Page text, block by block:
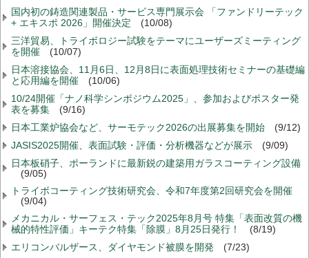
国内初の鋳造関連製品・サービス専門展示会 「ファンドリーテック
+ エキスポ 2026」開催決定
(10/08)
三洋貿易、トライボロジー試験をテーマにユーザーズミーティング
を開催
(10/07)
日本溶接協会、11月6日、12月8日に表面処理技術セミナーの基礎編
と応用編を開催
(10/06)
10/24開催「ナノ科学シンポジウム2025」、参加およびポスター発
表を募集
(9/16)
日本工業炉協会など、サーモテック2026の出展募集を開始
(9/12)
JASIS2025開催、表面試験・評価・分析機器などが展示
(9/09)
日本板硝子、ポーランドに最新鋭の建築用ガラスコーティング設備
(9/05)
トライボコーティング技術研究会、令和7年度第2回研究会を開催
(9/04)
メカニカル・サーフェス・テック2025年8月号 特集「表面改質の機
械的特性評価」キーテク特集「除膜」8月25日発行！
(8/19)
エリコンバルザース、ダイヤモンド被膜を開発
(7/23)